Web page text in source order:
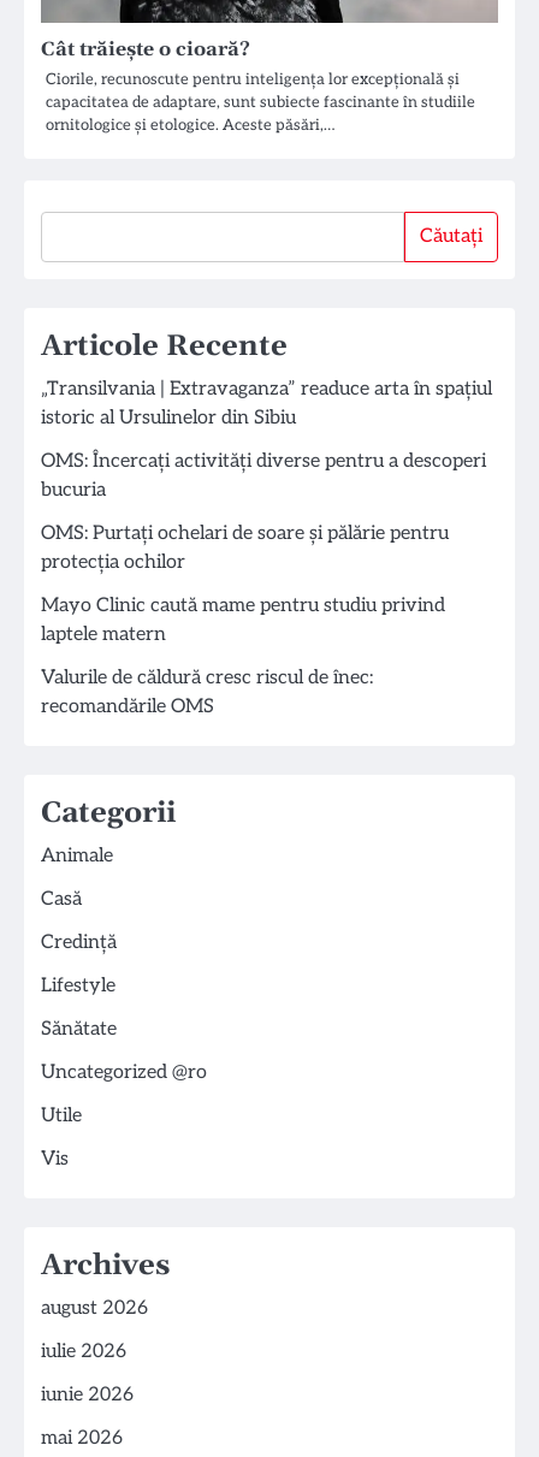
Cât trăiește o cioară?
Ciorile, recunoscute pentru inteligența lor excepțională și
capacitatea de adaptare, sunt subiecte fascinante în studiile
ornitologice și etologice. Aceste păsări,…
Căutați
Articole Recente
„Transilvania | Extravaganza” readuce arta în spațiul
istoric al Ursulinelor din Sibiu
OMS: Încercați activități diverse pentru a descoperi
bucuria
OMS: Purtați ochelari de soare și pălărie pentru
protecția ochilor
Mayo Clinic caută mame pentru studiu privind
laptele matern
Valurile de căldură cresc riscul de înec:
recomandările OMS
Categorii
Animale
Casă
Credință
Lifestyle
Sănătate
Uncategorized @ro
Utile
Vis
Archives
august 2026
iulie 2026
iunie 2026
mai 2026